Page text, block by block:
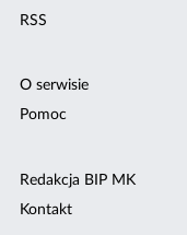
RSS
O serwisie
Pomoc
Redakcja BIP MK
Kontakt